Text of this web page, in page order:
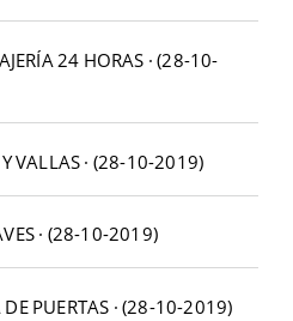
24 HORAS · (28-10-
Y VALLAS · (28-10-2019)
· (28-10-2019)
PUERTAS · (28-10-2019)